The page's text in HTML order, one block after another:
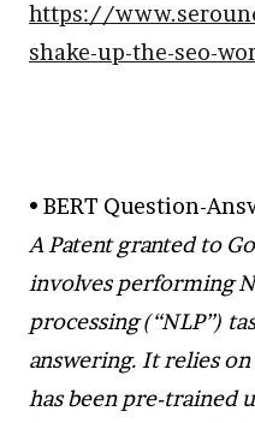
https://
shake-up-the-seo-
• BERT Question-
A Patent granted to
involves performing
processing (“NLP”)
answering. It relies
has been pre-trained